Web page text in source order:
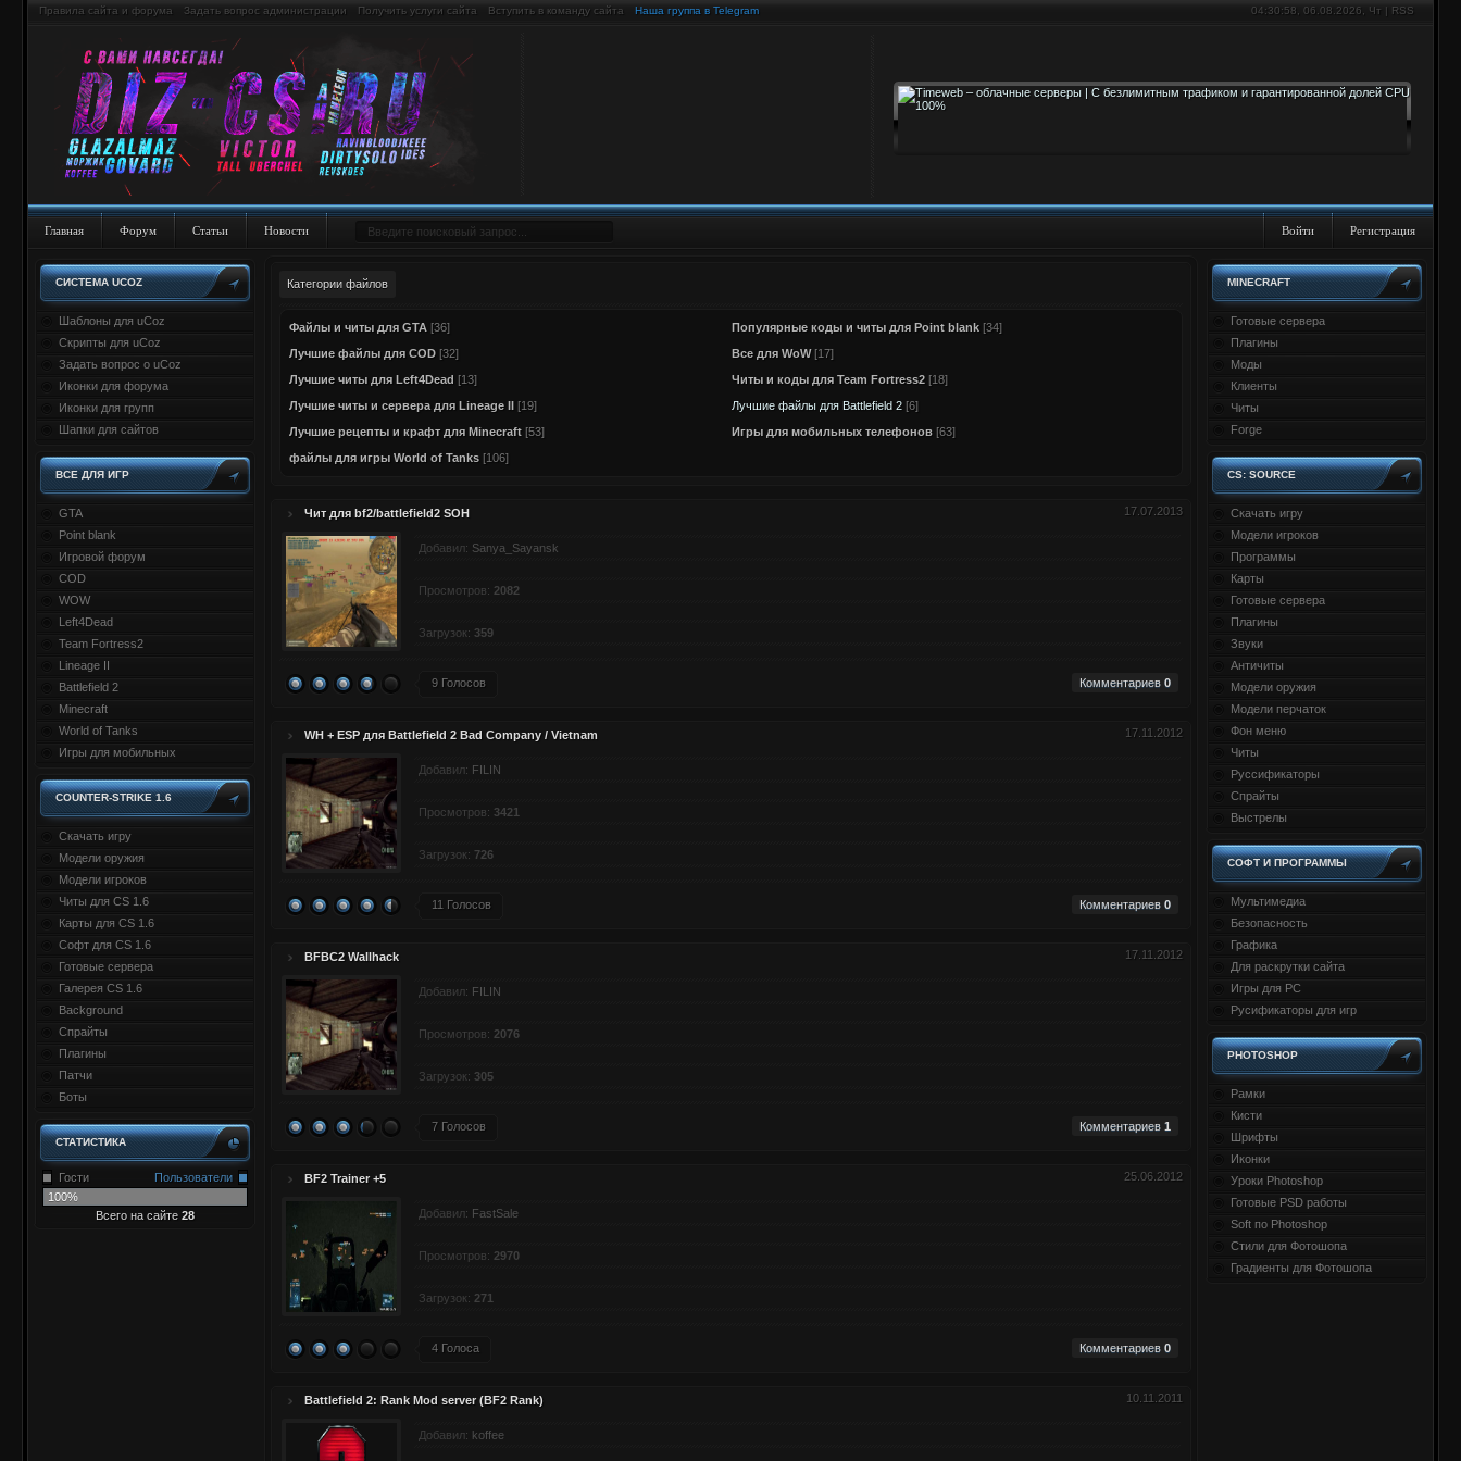
04:30:58 , 06.08.2026, Чт | RSS
Правила сайта и форума Задать вопрос администрации Получить услуги сайта Вступить в команду сайта Наша группа в Telegram
Войти Регистрация
Главная Форум Статьи Новости
MINECRAFT
Готовые сервера
Плагины
Моды
Клиенты
Читы
Forge
CS: SOURCE
Скачать игру
Модели игроков
Программы
Карты
Готовые сервера
Плагины
Звуки
Античиты
Модели оружия
Модели перчаток
Фон меню
Читы
Руссификаторы
Спрайты
Выстрелы
СОФТ И ПРОГРАММЫ
Мультимедиа
Безопасность
Графика
Для раскрутки сайта
Игры для PC
Русификаторы для игр
PHOTOSHOP
Рамки
Кисти
Шрифты
Иконки
Уроки Photoshop
Готовые PSD работы
Soft по Photoshop
Стили для Фотошопа
Градиенты для Фотошопа
СИСТЕМА UCOZ
Шаблоны для uCoz
Скрипты для uCoz
Задать вопрос о uCoz
Иконки для форума
Иконки для групп
Шапки для сайтов
ВСЕ ДЛЯ ИГР
GTA
Point blank
Игровой форум
COD
WOW
Left4Dead
Team Fortress2
Lineage II
Battlefield 2
Minecraft
World of Tanks
Игры для мобильных
COUNTER-STRIKE 1.6
Скачать игру
Модели оружия
Модели игроков
Читы для CS 1.6
Карты для CS 1.6
Софт для CS 1.6
Готовые сервера
Галерея CS 1.6
Background
Спрайты
Плагины
Патчи
Боты
СТАТИСТИКА
Пользователи
Гости
100%
Всего на сайте 28
Категории файлов
Файлы и читы для GTA [36] Популярные коды и читы для Point blank [34]
Лучшие файлы для COD [32] Все для WoW [17]
Лучшие читы для Left4Dead [13] Читы и коды для Team Fortress2 [18]
Лучшие читы и сервера для Lineage II [19] Лучшие файлы для Battlefield 2 [6]
Лучшие рецепты и крафт для Minecraft [53] Игры для мобильных телефонов [63]
файлы для игры World of Tanks [106]
17.07.2013
Чит для bf2/battlefield2 SOH
Добавил: Sanya_Sayansk
Просмотров: 2082
Загрузок: 359
Комментариев 0
9 Голосов
17.11.2012
WH + ESP для Battlefield 2 Bad Company / Vietnam
Добавил: FILIN
Просмотров: 3421
Загрузок: 726
Комментариев 0
11 Голосов
17.11.2012
BFBC2 Wallhack
Добавил: FILIN
Просмотров: 2076
Загрузок: 305
Комментариев 1
7 Голосов
25.06.2012
BF2 Trainer +5
Добавил: FastSale
Просмотров: 2970
Загрузок: 271
Комментариев 0
4 Голоса
10.11.2011
Battlefield 2: Rank Mod server (BF2 Rank)
Добавил: koffee